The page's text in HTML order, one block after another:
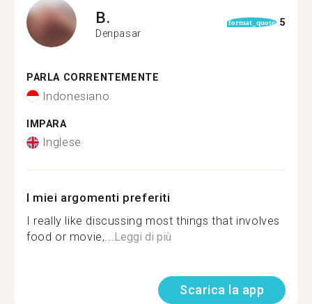
B.
Denpasar
format_quote 5
PARLA CORRENTEMENTE
Indonesiano
IMPARA
Inglese
I miei argomenti preferiti
I really like discussing most things that involves
food or movie,...Leggi di più
Scarica la app